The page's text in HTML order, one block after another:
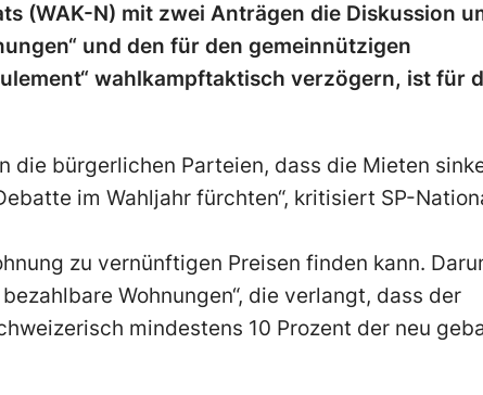
(WAK-N) mit zwei Anträgen die Diskussion
und den für den gemeinnützigen
wahlkampftaktisch verzögern, ist für
die bürgerlichen Parteien, dass die Mieten
im Wahljahr fürchten“, kritisiert SP-
zu vernünftigen Preisen finden kann.
Wohnungen“, die verlangt, dass der
mindestens 10 Prozent der neu